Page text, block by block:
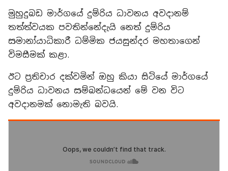
මුහුදුබඩ මාර්ගයේ දුම්රිය ධාවනය අවදානම්
තත්ත්වයක පවතින්නේදැයි නෙත් දුම්රිය
සමානා්‍යාධිකාරී ධම්මික ජයසුන්දර මහතාගෙන්
විමසීමක් කළා.
ඊට ප්‍රතිචාර දක්වමින් ඔහු කියා සිටියේ මාර්ගයේ
දුම්රිය ධාවනය සම්බන්ධයෙන් මේ වන විට
අවදානමක් නොමැති බවයි.